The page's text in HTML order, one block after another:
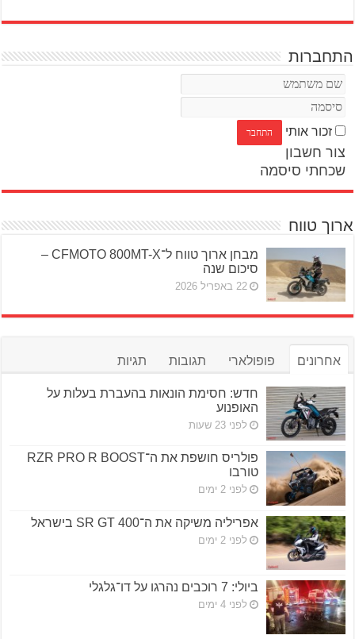
התחברות
זכור אותי
צור חשבון
שכחתי סיסמה
ארוך טווח
מבחן ארוך טווח ל־CFMOTO 800MT-X –
סיכום שנה
22 באפריל 2026
אחרונים פופולארי תגובות תגיות
חדש: חסימת הונאות בהעברת בעלות על
האופנוע
לפני 23 שעות
פולריס חושפת את ה־RZR PRO R BOOST
טורבו
לפני 2 ימים
אפריליה משיקה את ה־SR GT 400 בישראל
לפני 2 ימים
ביולי: 7 רוכבים נהרגו על דו־גלגלי
לפני 4 ימים